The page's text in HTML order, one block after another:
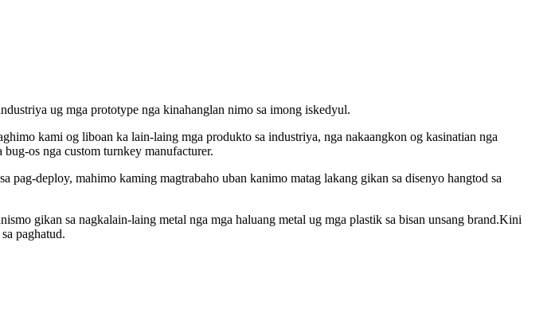
ug mga prototype nga kinahanglan nimo sa imong iskedyul.
kami og liboan ka lain-laing mga produkto sa industriya, nga nakaangkon og kasinatian nga
bug-os nga custom turnkey manufacturer.
deploy, mahimo kaming magtrabaho uban kanimo matag lakang gikan sa disenyo hangtod sa
gikan sa nagkalain-laing metal nga mga haluang metal ug mga plastik sa bisan unsang brand.Kini
paghatud.